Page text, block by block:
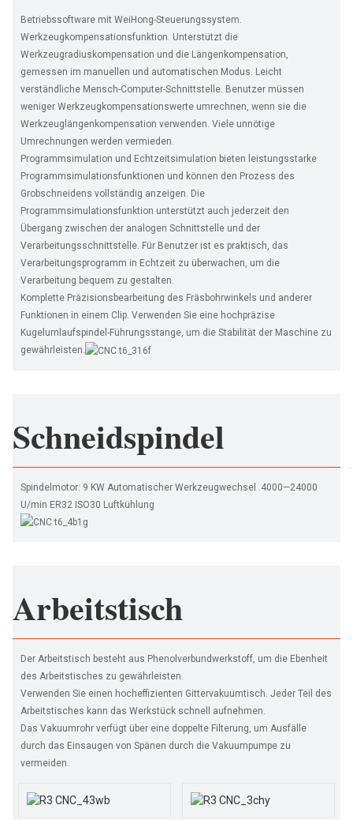
Betriebssoftware mit WeiHong-Steuerungssystem.
Werkzeugkompensationsfunktion. Unterstützt die
Werkzeugradiuskompensation und die Längenkompensation,
gemessen im manuellen und automatischen Modus. Leicht
verständliche Mensch-Computer-Schnittstelle. Benutzer müssen
weniger Werkzeugkompensationswerte umrechnen, wenn sie die
Werkzeuglängenkompensation verwenden. Viele unnötige
Umrechnungen werden vermieden.
Programmsimulation und Echtzeitsimulation bieten leistungsstarke
Programmsimulationsfunktionen und können den Prozess des
Grobschneidens vollständig anzeigen. Die
Programmsimulationsfunktion unterstützt auch jederzeit den
Übergang zwischen der analogen Schnittstelle und der
Verarbeitungsschnittstelle. Für Benutzer ist es praktisch, das
Verarbeitungsprogramm in Echtzeit zu überwachen, um die
Verarbeitung bequem zu gestalten.
Komplette Präzisionsbearbeitung des Fräsbohrwinkels und anderer
Funktionen in einem Clip. Verwenden Sie eine hochpräzise
Kugelumlaufspindel-Führungsstange, um die Stabilität der Maschine zu
gewährleisten.
Schneidspindel
Spindelmotor: 9 KW Automatischer Werkzeugwechsel .4000—24000
U/min ER32 ISO30 Luftkühlung
Arbeitstisch
Der Arbeitstisch besteht aus Phenolverbundwerkstoff, um die Ebenheit
des Arbeitstisches zu gewährleisten.
Verwenden Sie einen hocheffizienten Gittervakuumtisch. Jeder Teil des
Arbeitstisches kann das Werkstück schnell aufnehmen.
Das Vakuumrohr verfügt über eine doppelte Filterung, um Ausfälle
durch das Einsaugen von Spänen durch die Vakuumpumpe zu
vermeiden.